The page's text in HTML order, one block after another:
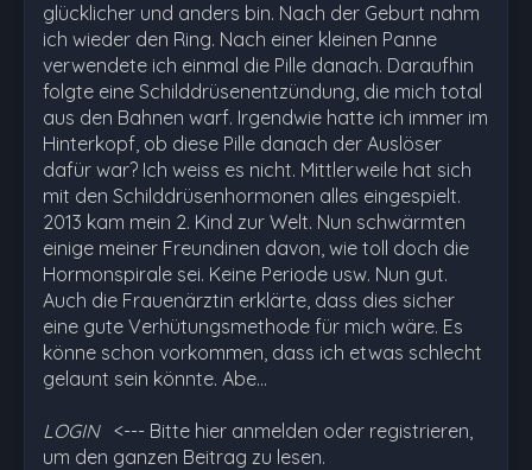
glücklicher und anders bin. Nach der Geburt nahm
ich wieder den Ring. Nach einer kleinen Panne
verwendete ich einmal die Pille danach. Daraufhin
folgte eine Schilddrüsenentzündung, die mich total
aus den Bahnen warf. Irgendwie hatte ich immer im
Hinterkopf, ob diese Pille danach der Auslöser
dafür war? Ich weiss es nicht. Mittlerweile hat sich
mit den Schilddrüsenhormonen alles eingespielt.
2013 kam mein 2. Kind zur Welt. Nun schwärmten
einige meiner Freundinen davon, wie toll doch die
Hormonspirale sei. Keine Periode usw. Nun gut.
Auch die Frauenärztin erklärte, dass dies sicher
eine gute Verhütungsmethode für mich wäre. Es
könne schon vorkommen, dass ich etwas schlecht
gelaunt sein könnte. Abe…
LOGIN <--- Bitte hier anmelden oder registrieren,
um den ganzen Beitrag zu lesen.